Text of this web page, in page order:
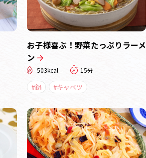
お子様喜ぶ！野菜たっぷりラーメ
ン
503kcal 15分
#鍋 #キャベツ